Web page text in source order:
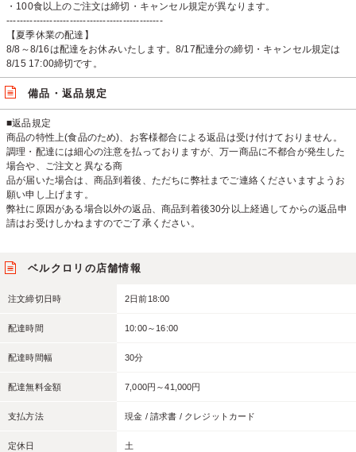
・100食以上のご注文は締切・キャンセル規定が異なります。
-----------------------------------------------
【夏季休業の配達】
8/8～8/16は配達をお休みいたします。8/17配達分の締切・キャンセル規定は
8/15 17:00締切です。
備品・返品規定
■返品規定
商品の特性上(⾷品のため)、お客様都合による返品は受け付けておりません。
調理・配達には細⼼の注意を払っておりますが、万⼀商品に不都合が発⽣した
場合や、ご注⽂と異なる商
品が届いた場合は、商品到着後、ただちに弊社までご連絡くださいますようお
願い申し上げます。
弊社に原因がある場合以外の返品、商品到着後30分以上経過してからの返品申
請はお受けしかねますのでご了承ください。
ベルクロリの店舗情報
注文締切日時 2日前18:00
配達時間 10:00～16:00
配達時間幅 30分
配達無料金額 7,000円～41,000円
支払方法 現金 / 請求書 / クレジットカード
定休日 土